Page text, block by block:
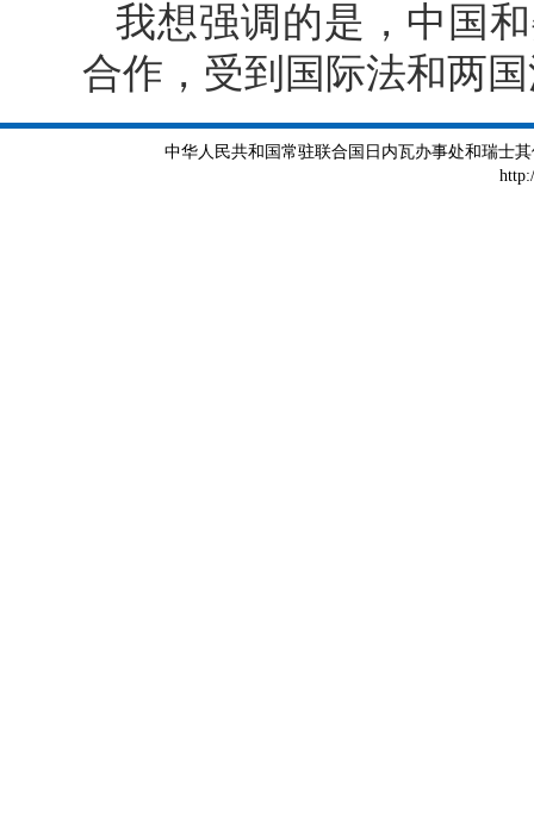
我想强调的是，中国
合作，受到国际法和两
中华人民共和国常驻联合国日内瓦办事处和瑞士